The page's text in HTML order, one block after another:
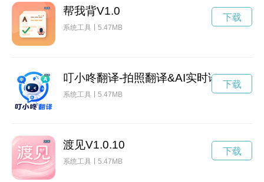
帮我背V1.0
系统工具 5.47MB
下载
叮小咚翻译-拍照翻译&AI实时语音翻译
系统工具 5.47MB
下载
渡见V1.0.10
系统工具 5.47MB
下载